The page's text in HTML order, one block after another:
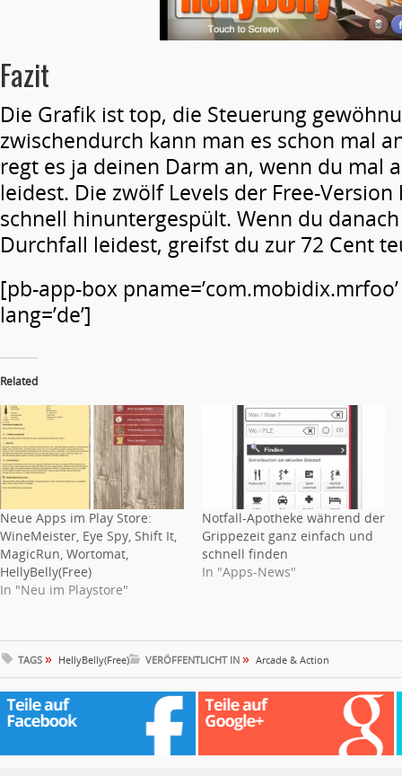
Fazit
Die Grafik ist top, die Steuerung
zwischendurch kann man es schon mal
regt es ja deinen Darm an, wenn du mal
leidest. Die zwölf Levels der Free-
schnell hinuntergespült. Wenn du
Durchfall leidest, greifst du zur 72 Cent
[pb-app-box pname=’com.mobidix.mrfoo’
lang=’de’]
Related
Neue Apps im Play Store:
WineMeister, Eye Spy, Shift It,
MagicRun, Wortomat,
HellyBelly(Free)
In "Neu im Playstore"
Notfall-Apotheke während der
Grippezeit ganz einfach und
schnell finden
In "Apps-News"
TAGS » HellyBelly(Free) VERÖFFENTLICHT IN » Arcade & Action